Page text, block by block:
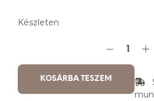
Készleten
KOSÁRBA TESZEM